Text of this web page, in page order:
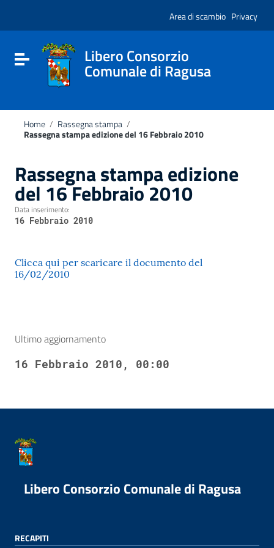
sito
include
Vai al footer
Area di scambio Privacy
Attiva / disattiva la navigazione
Libero Consorzio
Comunale di Ragusa
Home / Rassegna stampa /
Rassegna stampa edizione del 16 Febbraio 2010
Rassegna stampa edizione
del 16 Febbraio 2010
Data inserimento:
16 Febbraio 2010
Clicca qui per scaricare il documento del
16/02/2010
Ultimo aggiornamento
16 Febbraio 2010, 00:00
Libero Consorzio Comunale di Ragusa
RECAPITI